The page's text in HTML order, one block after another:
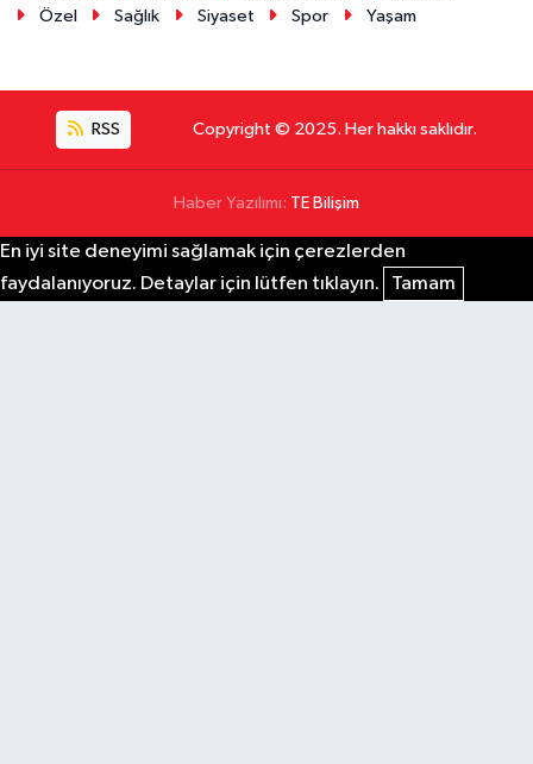
Özel
Sağlık Siyaset Spor Yaşam
RSS Copyright © 2025. Her hakkı saklıdır.
Haber Yazılımı: TE Bilişim
En iyi site deneyimi sağlamak için çerezlerden
faydalanıyoruz. Detaylar için lütfen tıklayın.
Tamam